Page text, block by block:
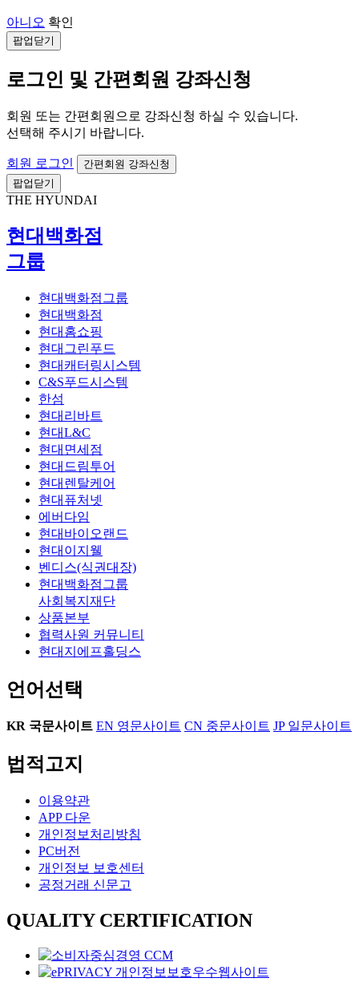
아니오 확인
팝업닫기
로그인 및 간편회원 강좌신청
회원 또는 간편회원으로 강좌신청 하실 수 있습니다.
선택해 주시기 바랍니다.
회원 로그인
간편회원 강좌신청
팝업닫기
THE HYUNDAI
현대백화점
그룹
현대백화점그룹
현대백화점
현대홈쇼핑
현대그린푸드
현대캐터링시스템
C&S푸드시스템
한섬
현대리바트
현대L&C
현대면세점
현대드림투어
현대렌탈케어
현대퓨처넷
에버다임
현대바이오랜드
현대이지웰
벤디스(식권대장)
현대백화점그룹
사회복지재단
상품본부
협력사원 커뮤니티
현대지에프홀딩스
언어선택
KR 국문사이트 EN 영문사이트 CN 중문사이트 JP일문사이트
법적고지
이용약관
APP 다운
개인정보처리방침
PC버전
개인정보 보호센터
공정거래 신문고
QUALITY CERTIFICATION